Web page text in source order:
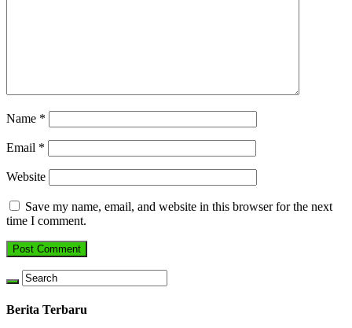
Name *
Email *
Website
Save my name, email, and website in this browser for the next
time I comment.
Berita Terbaru